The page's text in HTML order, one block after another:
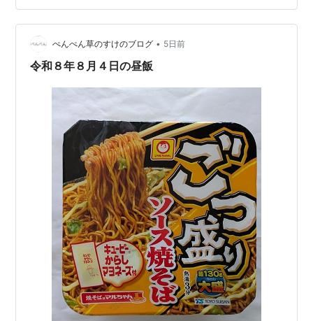
と、豚骨のコクと醤油の香ばしい香りがふわりと立ち上
る。湯を注ぎ、数分。スープをひと口飲めば、豚骨のま
ろやかな旨みと醤油のキレが絶妙なバランス。麺は食べ
応えがあり、ごつ盛りらしいボリューム…
ぺんぺん草のすけのブログ • 5日前
令和８年８月４日の昼飯